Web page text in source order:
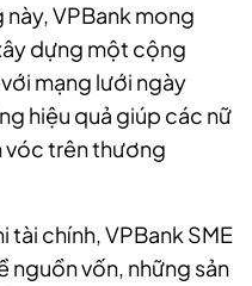
VPBank mong
dựng một cộng
mạng lưới ngày
hiệu quả giúp các nữ
vóc trên thương
chính, VPBank SME
nguồn vốn, những sản